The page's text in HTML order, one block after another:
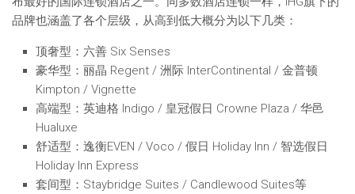
品牌也涵盖了各个层级，从高到低大概分为以下几类：
顶奢型：六善 Six Senses
豪华型：丽晶 Regent / 洲际 InterContinental / 金普顿
Kimpton / Vignette
高端型：英迪格 Indigo / 皇冠假日 Crowne Plaza / 华邑
Hualuxe
舒适型：逸衡EVEN / Voco / 假日 Holiday Inn / 智选假日
Holiday Inn Express
套间型：Staybridge Suites / Candlewood Suites等